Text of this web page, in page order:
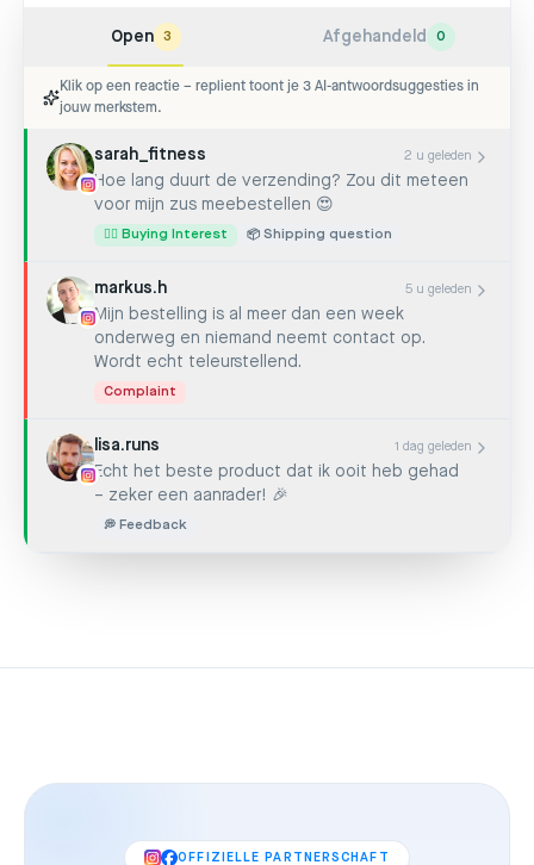
Open 3 Afgehandeld 0
Klik op een reactie – replient toont je 3 AI-antwoordsuggesties in
jouw merkstem.
sarah_fitness 2 u geleden
Hoe lang duurt de verzending? Zou dit meteen
voor mijn zus meebestellen 😍
☝🏼 Buying Interest 📦 Shipping question
markus.h 5 u geleden
Mijn bestelling is al meer dan een week
onderweg en niemand neemt contact op.
Wordt echt teleurstellend.
Complaint
lisa.runs 1 dag geleden
Echt het beste product dat ik ooit heb gehad
– zeker een aanrader! 🎉
💭 Feedback
OFFIZIELLE PARTNERSCHAFT